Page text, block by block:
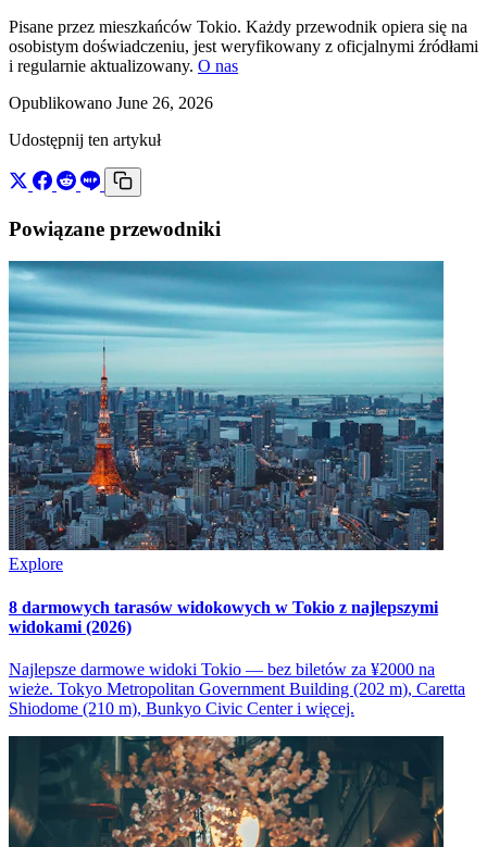
Pisane przez mieszkańców Tokio. Każdy przewodnik opiera się na
osobistym doświadczeniu, jest weryfikowany z oficjalnymi źródłami
i regularnie aktualizowany. O nas
Opublikowano June 26, 2026
Udostępnij ten artykuł
Powiązane przewodniki
Explore
8 darmowych tarasów widokowych w Tokio z najlepszymi
widokami (2026)
Najlepsze darmowe widoki Tokio — bez biletów za ¥2000 na
wieże. Tokyo Metropolitan Government Building (202 m), Caretta
Shiodome (210 m), Bunkyo Civic Center i więcej.